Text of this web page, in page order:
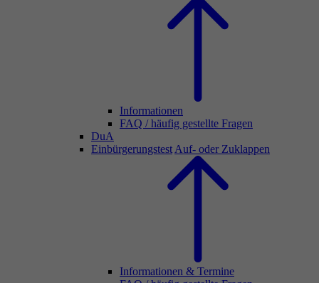
Informationen
FAQ / häufig gestellte Fragen
DuA
Einbürgerungstest Auf- oder Zuklappen
Informationen & Termine